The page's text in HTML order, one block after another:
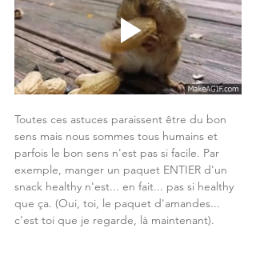
Toutes ces astuces paraissent être du bon
sens mais nous sommes tous humains et
parfois le bon sens n'est pas si facile. Par
exemple, manger un paquet ENTIER d'un
snack healthy n'est... en fait... pas si healthy
que ça. (Oui, toi, le paquet d'amandes...
c'est toi que je regarde, là maintenant).